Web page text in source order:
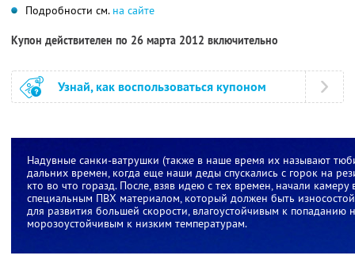
Подробности см. на сайте
Купон действителен по 26 марта 2012 включительно
Узнай, как воспользоваться купоном
Надувные санки-ватрушки (также в наше время их называют
дальних времен, когда еще наши деды спускались с горок на
кто во что горазд. После, взяв идею с тех времен, начали
специальным ПВХ материалом, который должен быть
для развития большей скорости, влагоустойчивым к попаданию
морозоустойчивым к низким температурам.